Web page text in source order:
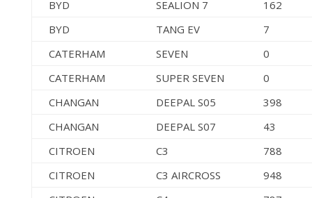
BYD
SEALION 7
162
BYD
TANG EV
7
CATERHAM
SEVEN
0
CATERHAM
SUPER SEVEN
0
CHANGAN
DEEPAL S05
398
CHANGAN
DEEPAL S07
43
CITROEN
C3
788
CITROEN
C3 AIRCROSS
948